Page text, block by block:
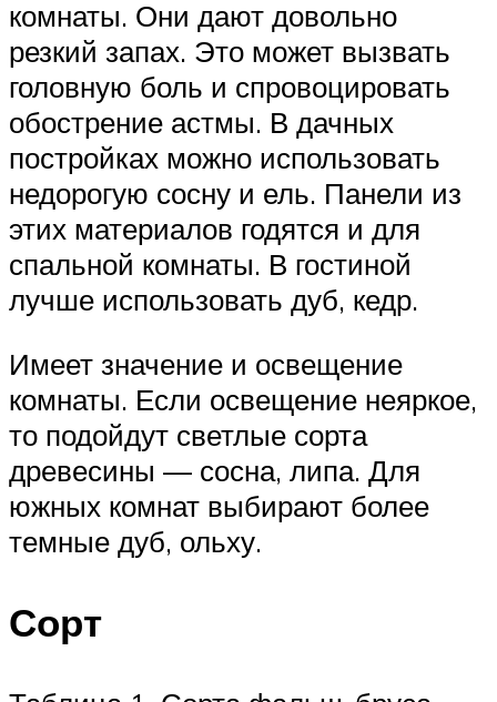
комнаты. Они дают довольно
резкий запах. Это может вызвать
головную боль и спровоцировать
обострение астмы. В дачных
постройках можно использовать
недорогую сосну и ель. Панели из
этих материалов годятся и для
спальной комнаты. В гостиной
лучше использовать дуб, кедр.
Имеет значение и освещение
комнаты. Если освещение неяркое,
то подойдут светлые сорта
древесины — сосна, липа. Для
южных комнат выбирают более
темные дуб, ольху.
Сорт